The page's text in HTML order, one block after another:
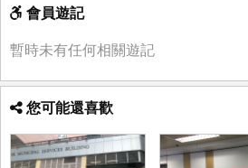
會員遊記
暫時未有任何相關遊記
您可能還喜歡